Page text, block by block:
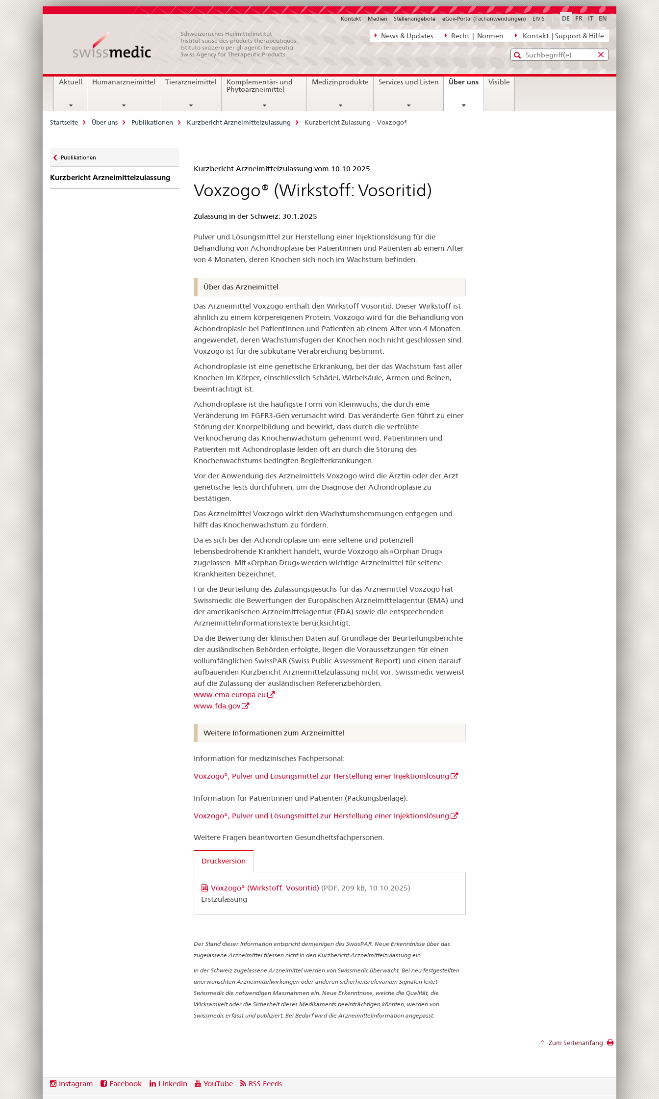
Direktnavigation
News,
Kontakt
News & Updates Recht | Normen Kontakt | Support & Hilfe
DE FR IT EN
Kontakt Medien Stellenangebote eGov-Portal (Fachanwendungen) ElViS
Schweizerisches Heilmittelinstitut
Institut suisse des produits thérapeutiques
Istituto svizzero per gli agenti terapeutici
Swiss Agency for Therapeutic Products
Standard-
Suche
Eingabefenster
diefür
Hauptnavigation
Aktuell Humanarzneimittel Tierarzneimittel
Komplementär- und
Phytoarzneimittel
Medizinprodukte Services und Listen Über unscurrent
Visible
Breadcrumb
Startseite Über uns Publikationen Kurzbericht Arzneimittelzulassung Kurzbericht Zulassung – Voxzogo®
zu
Publikationen
Kurzbericht Arzneimittelzulassung
Kurzbericht
Zulassung
Voxzogo®
Kurzbericht Arzneimittelzulassung vom 10.10.2025
Voxzogo® (Wirkstoff: Vosoritid)
Zulassung in der Schweiz: 30.1.2025
Pulver und Lösungsmittel zur Herstellung einer Injektionslösung für die
Behandlung von Achondroplasie bei Patientinnen und Patienten ab einem Alter
von 4 Monaten, deren Knochen sich noch im Wachstum befinden.
Über das Arzneimittel
Das Arzneimittel Voxzogo enthält den Wirkstoff Vosoritid. Dieser Wirkstoff ist
ähnlich zu einem körpereigenen Protein. Voxzogo wird für die Behandlung von
Achondroplasie bei Patientinnen und Patienten ab einem Alter von 4 Monaten
angewendet, deren Wachstumsfugen der Knochen noch nicht geschlossen sind.
Voxzogo ist für die subkutane Verabreichung bestimmt.
Achondroplasie ist eine genetische Erkrankung, bei der das Wachstum fast aller
Knochen im Körper, einschliesslich Schädel, Wirbelsäule, Armen und Beinen,
beeinträchtigt ist.
Achondroplasie ist die häufigste Form von Kleinwuchs, die durch eine
Veränderung im FGFR3-Gen verursacht wird. Das veränderte Gen führt zu einer
Störung der Knorpelbildung und bewirkt, dass durch die verfrühte
Verknöcherung das Knochenwachstum gehemmt wird. Patientinnen und
Patienten mit Achondroplasie leiden oft an durch die Störung des
Knochenwachstums bedingten Begleiterkrankungen.
Vor der Anwendung des Arzneimittels Voxzogo wird die Ärztin oder der Arzt
genetische Tests durchführen, um die Diagnose der Achondroplasie zu
bestätigen.
Das Arzneimittel Voxzogo wirkt den Wachstumshemmungen entgegen und
hilft das Knochenwachstum zu fördern.
Da es sich bei der Achondroplasie um eine seltene und potenziell
lebensbedrohende Krankheit handelt, wurde Voxzogo als «Orphan Drug»
zugelassen. Mit «Orphan Drug» werden wichtige Arzneimittel für seltene
Krankheiten bezeichnet.
Für die Beurteilung des Zulassungsgesuchs für das Arzneimittel Voxzogo hat
Swissmedic die Bewertungen der Europäischen Arzneimittelagentur (EMA) und
der amerikanischen Arzneimittelagentur (FDA) sowie die entsprechenden
Arzneimittelinformationstexte berücksichtigt.
Da die Bewertung der klinischen Daten auf Grundlage der Beurteilungsberichte
der ausländischen Behörden erfolgte, liegen die Voraussetzungen für einen
vollumfänglichen SwissPAR (Swiss Public Assessment Report) und einen darauf
aufbauenden Kurzbericht Arzneimittelzulassung nicht vor. Swissmedic verweist
auf die Zulassung der ausländischen Referenzbehörden.
www.ema.europa.eu
www.fda.gov
Weitere Informationen zum Arzneimittel
Information für medizinisches Fachpersonal:
Voxzogo®, Pulver und Lösungsmittel zur Herstellung einer Injektionslösung
Information für Patientinnen und Patienten (Packungsbeilage):
Voxzogo®, Pulver und Lösungsmittel zur Herstellung einer Injektionslösung
Weitere Fragen beantworten Gesundheitsfachpersonen.
Druckversion
Voxzogo® (Wirkstoff: Vosoritid) (PDF, 209 kB, 10.10.2025)
Erstzulassung
Der Stand dieser Information entspricht demjenigen des SwissPAR. Neue Erkenntnisse über das
zugelassene Arzneimittel fliessen nicht in den Kurzbericht Arzneimittelzulassung ein.
In der Schweiz zugelassene Arzneimittel werden von Swissmedic überwacht. Bei neu festgestellten
unerwünschten Arzneimittelwirkungen oder anderen sicherheitsrelevanten Signalen leitet
Swissmedic die notwendigen Massnahmen ein. Neue Erkenntnisse, welche die Qualität, die
Wirksamkeit oder die Sicherheit dieses Medikaments beeinträchtigen könnten, werden von
Swissmedic erfasst und publiziert. Bei Bedarf wird die Arzneimittelinformation angepasst.
Zum Seitenanfang
Footer
SocialInstagram Facebook Linkedin YouTube RSS Feeds